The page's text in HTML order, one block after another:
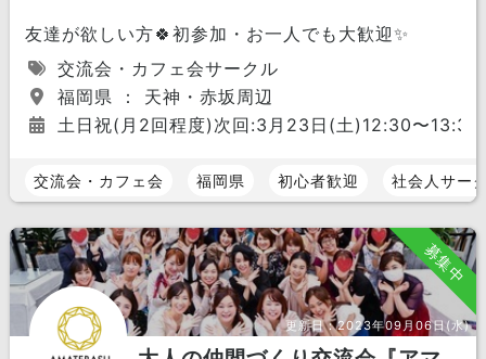
友達が欲しい方🍀初参加・お一人でも大歓迎✨
交流会・カフェ会サークル
福岡県 ： 天神・赤坂周辺
土日祝(月2回程度)次回:3月23日(土)12:30〜13:30
交流会・カフェ会 福岡県 初心者歓迎 社会人サー
募集中
更新日：2023年09月06日(水)